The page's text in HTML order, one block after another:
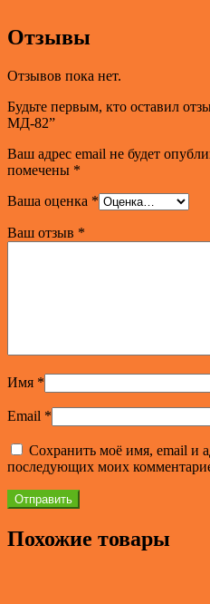
Отзывы
Отзывов пока нет.
Будьте первым, кто оставил
МД-82”
Ваш адрес email не будет
помечены *
Ваша оценка *
Ваш отзыв *
Имя *
Email *
Сохранить моё имя, email и
последующих моих
Похожие товары